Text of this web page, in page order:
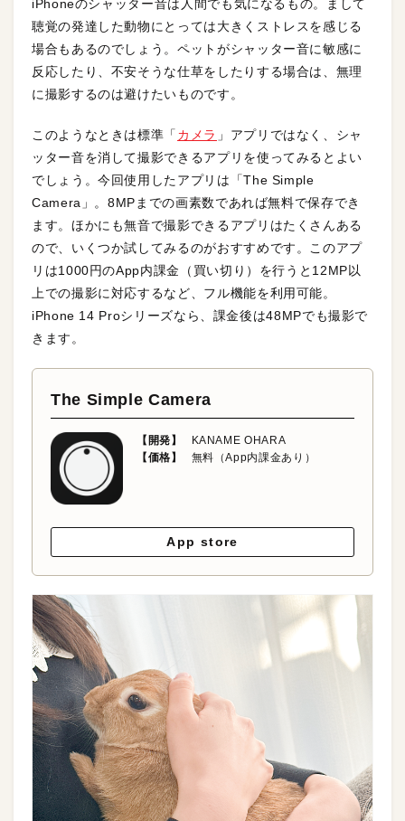
iPhoneのシャッター音は人間でも気になるもの。まして
聴覚の発達した動物にとっては大きくストレスを感じる
場合もあるのでしょう。ペットがシャッター音に敏感に
反応したり、不安そうな仕草をしたりする場合は、無理
に撮影するのは避けたいものです。
このようなときは標準「 カメラ 」アプリではなく、シャ
ッター音を消して撮影できるアプリを使ってみるとよい
でしょう。今回使用したアプリは「The Simple
Camera」。8MPまでの画素数であれば無料で保存でき
ます。ほかにも無音で撮影できるアプリはたくさんある
ので、いくつか試してみるのがおすすめです。このアプ
リは1000円のApp内課金（買い切り）を行うと12MP以
上での撮影に対応するなど、フル機能を利用可能。
iPhone 14 Proシリーズなら、課金後は48MPでも撮影で
きます。
The Simple Camera
【開発】
KANAME OHARA
【価格】
無料（App内課金あり）
App store